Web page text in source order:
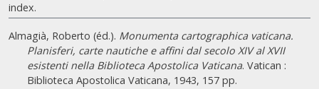
index.
Almagià, Roberto (éd.). Monumenta cartographica vaticana.
Planisferi, carte nautiche e affini dal secolo XIV al XVII
esistenti nella Biblioteca Apostolica Vaticana. Vatican :
Biblioteca Apostolica Vaticana, 1943, 157 pp.